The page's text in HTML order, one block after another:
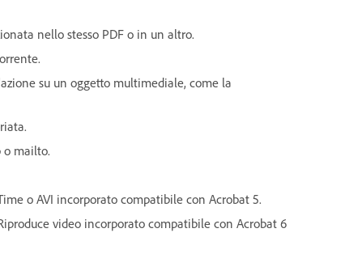
nello stesso PDF o in un altro.
su un oggetto multimediale, come la
o mailto.
o AVI incorporato compatibile con Acrobat 5.
video incorporato compatibile con Acrobat 6